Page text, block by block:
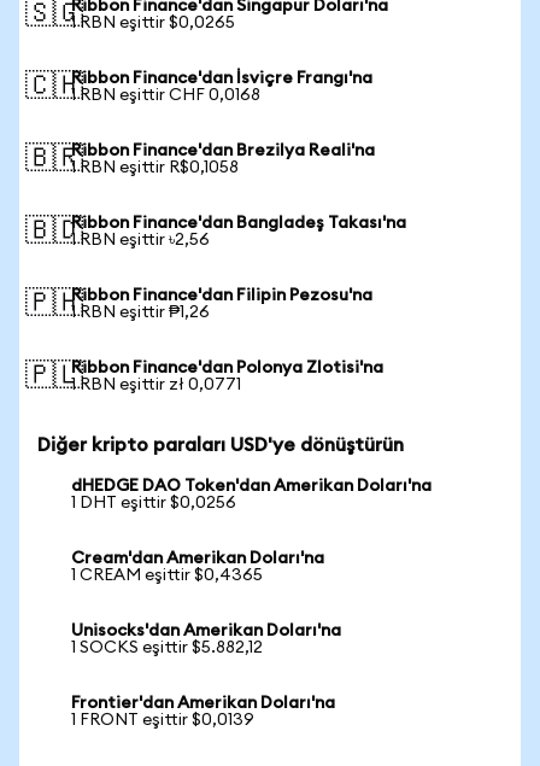
🇸🇬Ribbon Finance'dan Singapur Doları'na
1 RBN eşittir $0,0265
🇨🇭Ribbon Finance'dan İsviçre Frangı'na
1 RBN eşittir CHF 0,0168
🇧🇷Ribbon Finance'dan Brezilya Reali'na
1 RBN eşittir R$0,1058
🇧🇩Ribbon Finance'dan Bangladeş Takası'na
1 RBN eşittir ৳2,56
🇵🇭Ribbon Finance'dan Filipin Pezosu'na
1 RBN eşittir ₱1,26
🇵🇱Ribbon Finance'dan Polonya Zlotisi'na
1 RBN eşittir zł 0,0771
Diğer kripto paraları USD'ye dönüştürün
dHEDGE DAO Token'dan Amerikan Doları'na
1 DHT eşittir $0,0256
Cream'dan Amerikan Doları'na
1 CREAM eşittir $0,4365
Unisocks'dan Amerikan Doları'na
1 SOCKS eşittir $5.882,12
Frontier'dan Amerikan Doları'na
1 FRONT eşittir $0,0139